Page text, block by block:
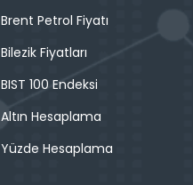
Brent Petrol Fiyatı
Bilezik Fiyatları
BIST 100 Endeksi
Altın Hesaplama
Yüzde Hesaplama